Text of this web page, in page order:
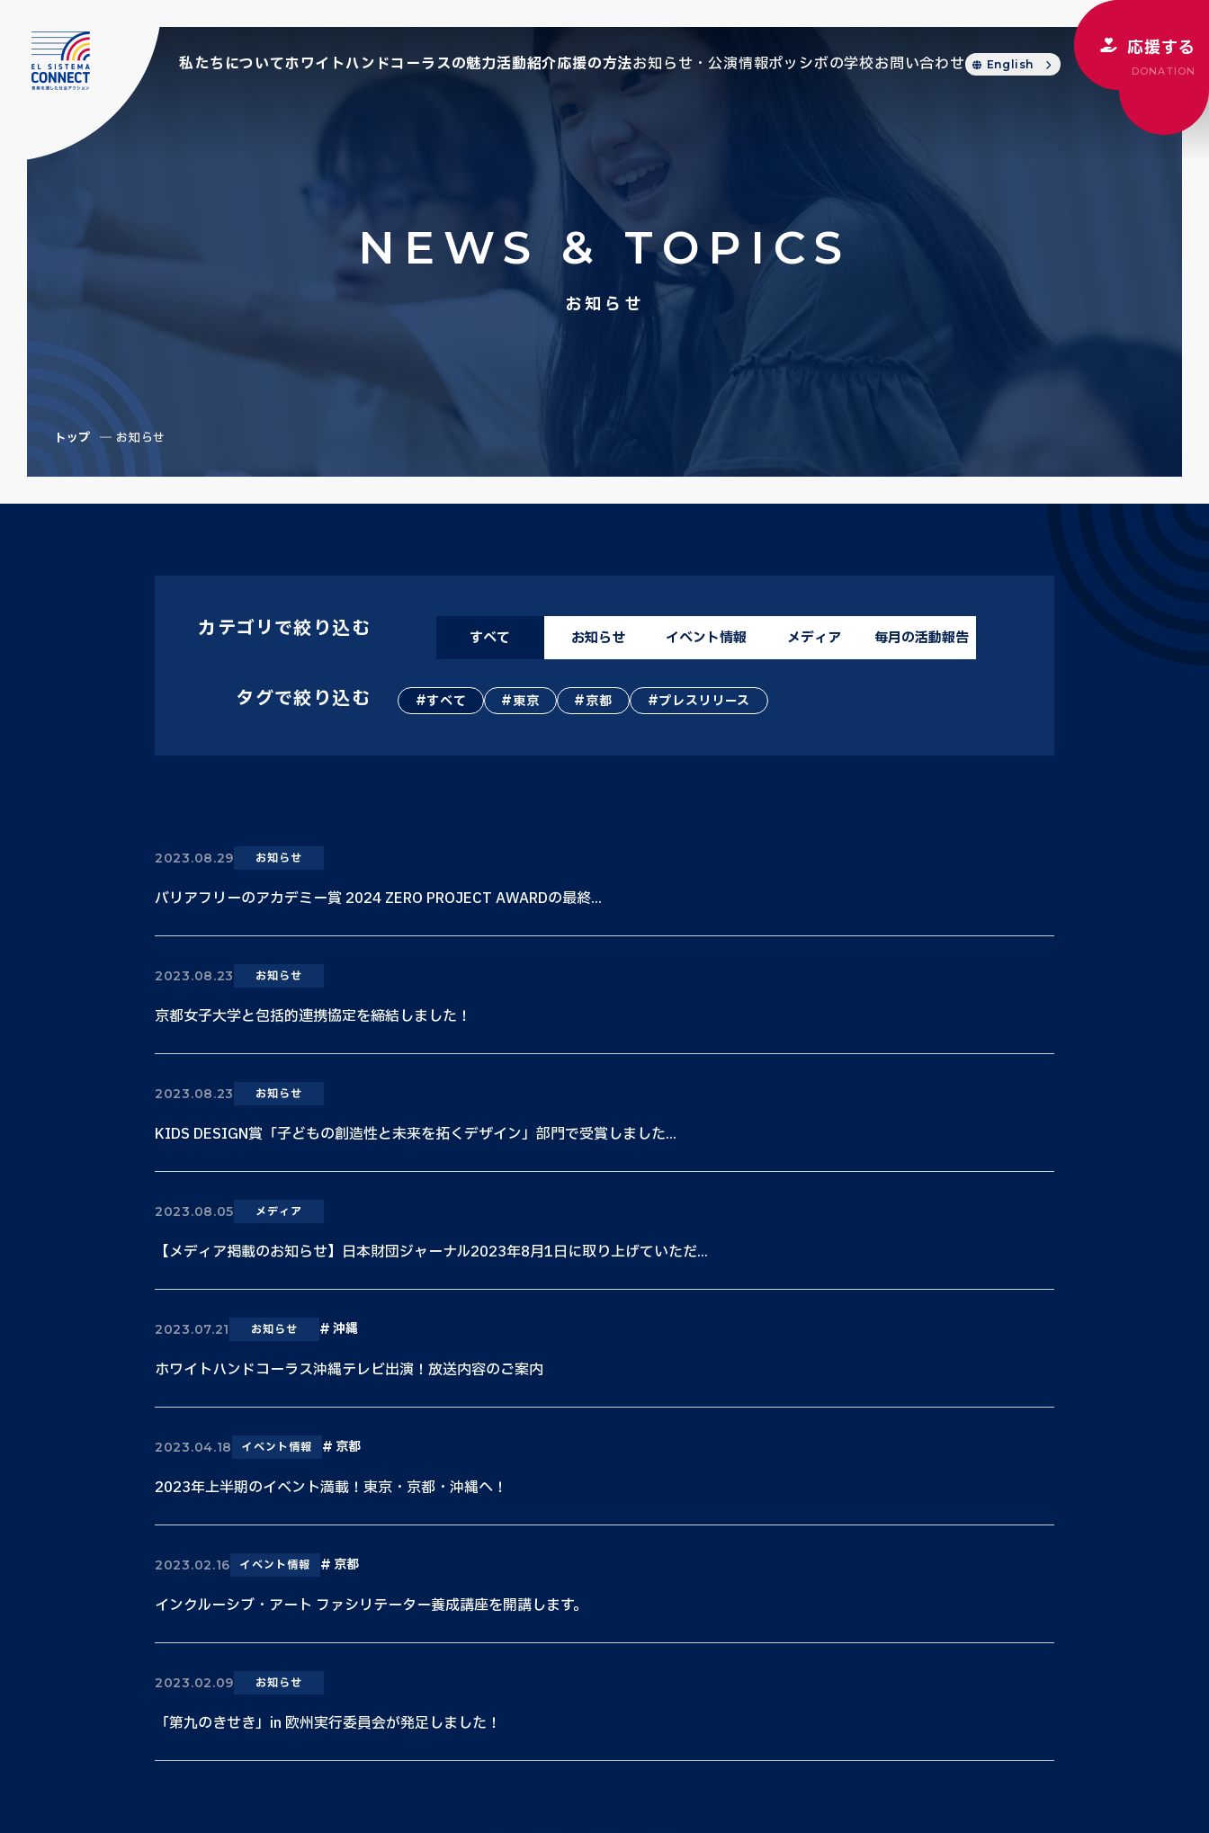
私たちについてホワイトハンドコーラスの魅力活動紹介応援の方法お知らせ・公演情報ポッシボの学校お問い合わせ English
応援する
DONATION
NEWS & TOPICS
お知らせ
トップ お知らせ
カテゴリで絞り込む すべて お知らせ イベント情報 メディア 毎月の活動報告
タグで絞り込む すべて 東京 京都 プレスリリース
2023.08.29 お知らせ
バリアフリーのアカデミー賞 2024 ZERO PROJECT AWARDの最終...
2023.08.23 お知らせ
京都女子大学と包括的連携協定を締結しました！
2023.08.23 お知らせ
KIDS DESIGN賞「子どもの創造性と未来を拓くデザイン」部門で受賞しました...
2023.08.05 メディア
【メディア掲載のお知らせ】日本財団ジャーナル2023年8月1日に取り上げていただ...
2023.07.21 お知らせ 沖縄
ホワイトハンドコーラス沖縄テレビ出演！放送内容のご案内
2023.04.18 イベント情報 京都
2023年上半期のイベント満載！東京・京都・沖縄へ！
2023.02.16 イベント情報 京都
インクルーシブ・アート ファシリテーター養成講座を開講します。
2023.02.09 お知らせ
「第九のきせき」in 欧州実行委員会が発足しました！